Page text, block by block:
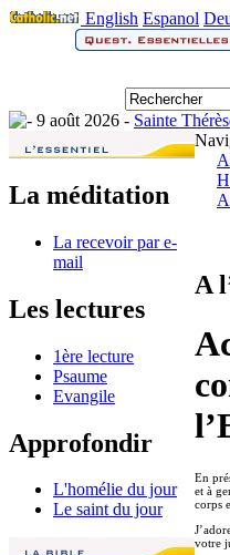
English Espanol
9 août 2026 - Sainte
La méditation
La recevoir par e-
mail
Les lectures
1ère lecture
Psaume
Evangile
Approfondir
L'homélie du jour
Le saint du jour
A
En
et à
corps
votre